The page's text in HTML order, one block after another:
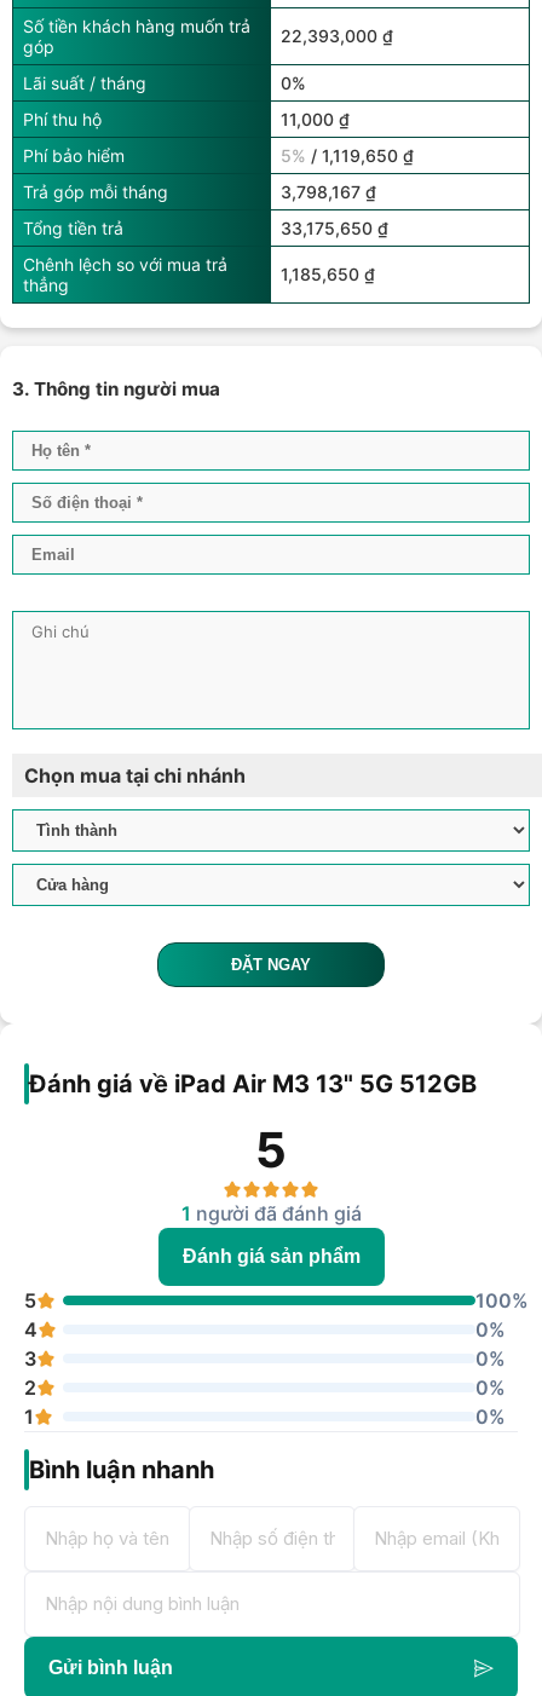
Số tiền khách hàng muốn trả
góp
22,393,000 ₫
Lãi suất / tháng
0%
Phí thu hộ
11,000 ₫
Phí bảo hiểm
5% / 1,119,650 ₫
Trả góp mỗi tháng
3,798,167 ₫
Tổng tiền trả
33,175,650 ₫
Chênh lệch so với mua trả
thẳng
1,185,650 ₫
3. Thông tin người mua
Chọn mua tại chi nhánh
ĐẶT NGAY
Đánh giá về iPad Air M3 13" 5G 512GB
5
1 người đã đánh giá
Đánh giá sản phẩm
5
100%
4
0%
3
0%
2
0%
1
0%
Bình luận nhanh
Gửi bình luận